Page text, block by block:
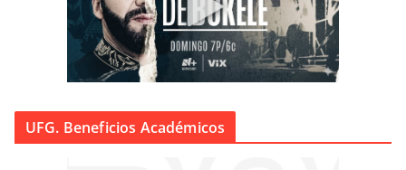
UFG. Beneficios Académicos